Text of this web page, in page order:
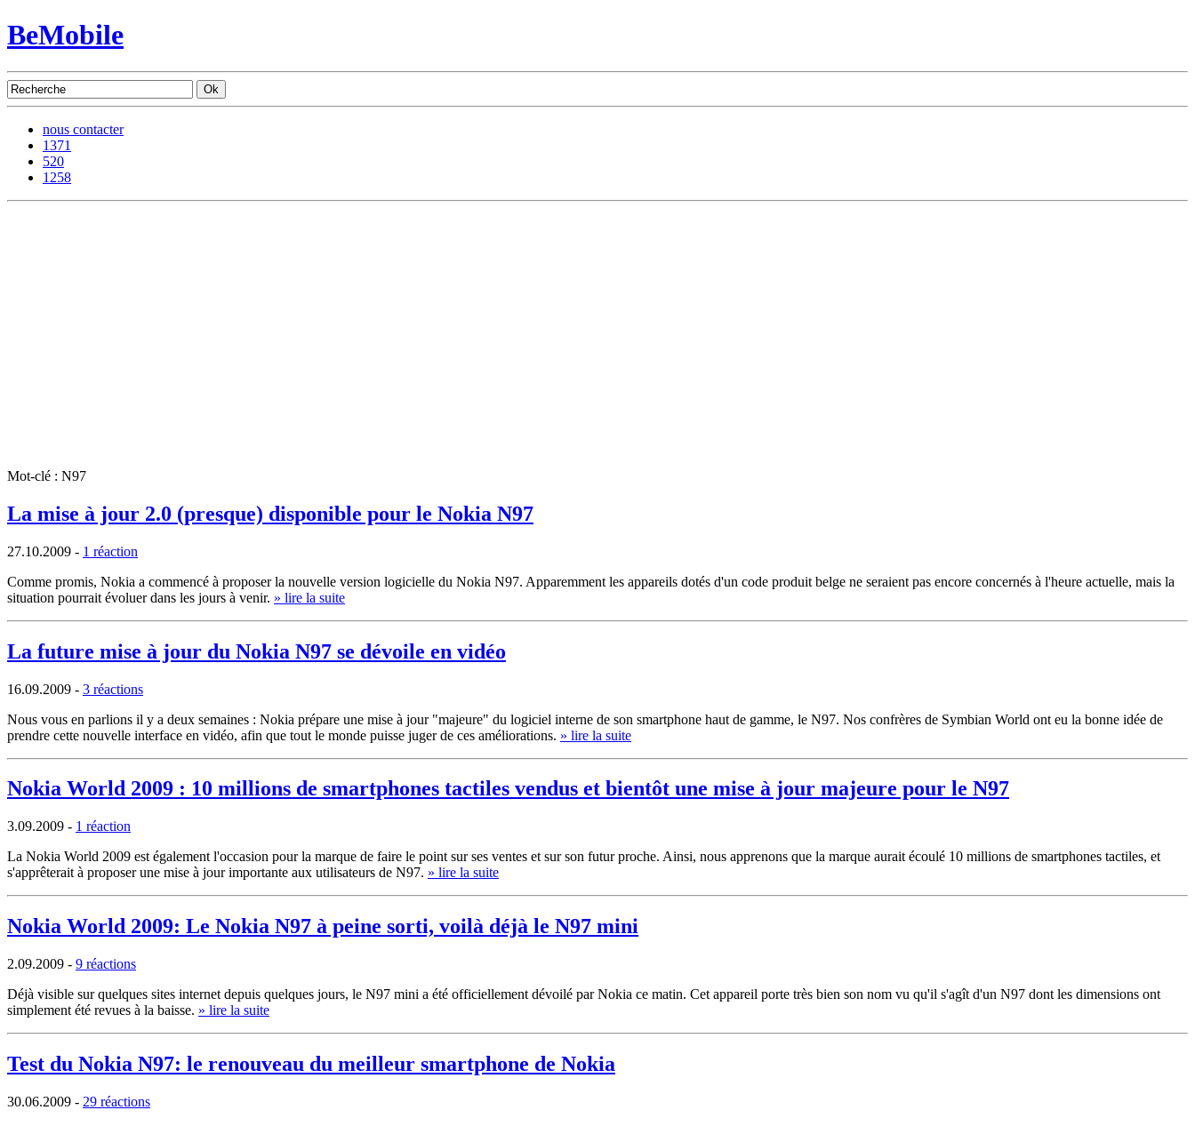
BeMobile
nous contacter
1371
520
1258
Mot-clé : N97
La mise à jour 2.0 (presque) disponible pour le Nokia N97
27.10.2009 - 1 réaction
Comme promis, Nokia a commencé à proposer la nouvelle version logicielle du Nokia N97. Apparemment les appareils dotés d'un code produit belge ne seraient pas encore concernés à l'heure actuelle, mais la
situation pourrait évoluer dans les jours à venir. » lire la suite
La future mise à jour du Nokia N97 se dévoile en vidéo
16.09.2009 - 3 réactions
Nous vous en parlions il y a deux semaines : Nokia prépare une mise à jour "majeure" du logiciel interne de son smartphone haut de gamme, le N97. Nos confrères de Symbian World ont eu la bonne idée de
prendre cette nouvelle interface en vidéo, afin que tout le monde puisse juger de ces améliorations. » lire la suite
Nokia World 2009 : 10 millions de smartphones tactiles vendus et bientôt une mise à jour majeure pour le N97
3.09.2009 - 1 réaction
La Nokia World 2009 est également l'occasion pour la marque de faire le point sur ses ventes et sur son futur proche. Ainsi, nous apprenons que la marque aurait écoulé 10 millions de smartphones tactiles, et
s'apprêterait à proposer une mise à jour importante aux utilisateurs de N97. » lire la suite
Nokia World 2009: Le Nokia N97 à peine sorti, voilà déjà le N97 mini
2.09.2009 - 9 réactions
Déjà visible sur quelques sites internet depuis quelques jours, le N97 mini a été officiellement dévoilé par Nokia ce matin. Cet appareil porte très bien son nom vu qu'il s'agît d'un N97 dont les dimensions ont
simplement été revues à la baisse. » lire la suite
Test du Nokia N97: le renouveau du meilleur smartphone de Nokia
30.06.2009 - 29 réactions